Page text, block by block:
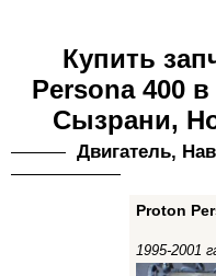
Купить
Persona 400
Сызрани,
Двигатель,
Proton
1995-2001